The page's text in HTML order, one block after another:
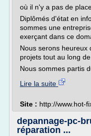
où il n'y a pas de
Diplômés d'état en
sommes une
exerçant dans ce
Nous serons heureux
projets tout au long
Nous sommes partis
Lire la suite
Site : http://www.hot-
depannage-pc-
réparation ...